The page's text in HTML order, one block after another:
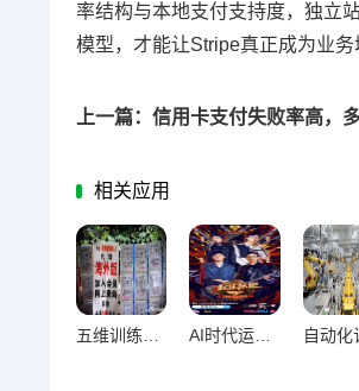
率结构与本地支付支持度，独立
模型，才能让Stripe真正成为业务
相关应用
五维训练法破解AI客服机械回复困局 AI时代运营人员破局，五大核心能力提升指南